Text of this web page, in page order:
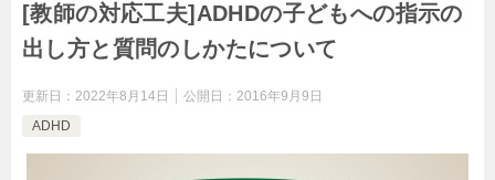
[教師の対応工夫]ADHDの子どもへの指示の
出し方と質問のしかたについて
更新日： 2022年8月14日 公開日： 2016年9月9日
ADHD